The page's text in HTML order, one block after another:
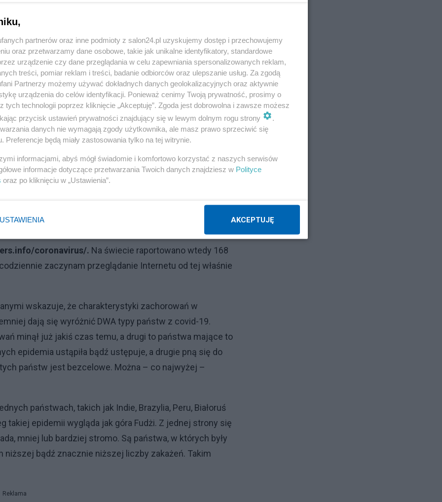
codziennych komunikatów jak na froncie, doprowadził
danych, a nie średnich z tygodnia czy dekady,
dnia „znowu wzrost”. Ileż to już razy czytaliśmy to
do ogłupienia widza lub czytelnika.
to DIAMETRALNIE odmienna sytuacja. 15 tys. w
Podawanie tych liczb bez żadnego komentarza
coronavirus/. Na świecie raportowano wtedy 168
zaczynam przeglądanie Internetu od tej właśnie
wskazuje, że charakterystyki zachorowań w
dają się wyróżnić DWA typy państw z covid-19.
minął już jakiś czas temu, a drugi to państwa mające to
epidemia ustąpiła bądź ustępuje, a drugie pną się do
państw jest bezcelowe. Można – co najwyżej –
państwach, takich jak Indie, Brazylia, Peru, Białoruś
takiej epidemii wygląda jak góra Fudżi. Z jednej strony się
mniej lub bardziej stromo. Są państwa, w których były
bądź znacznie niższej liczby zakażeń. Takim
Reklama
partnerów oraz inne podmioty z salon24.pl uzyskujemy dostęp i przechowujemy
oraz przetwarzamy dane osobowe, takie jak unikalne identyfikatory, standardowe
urządzenie czy dane przeglądania w celu zapewniania spersonalizowanych reklam,
treści, pomiar reklam i treści, badanie odbiorców oraz ulepszanie usług. Za zgodą
Partnerzy możemy używać dokładnych danych geolokalizacyjnych oraz aktywnie
urządzenia do celów identyfikacji. Ponieważ cenimy Twoją prywatność, prosimy o
tych technologii poprzez kliknięcie „Akceptuję”. Zgoda jest dobrowolna i zawsze możesz
przycisk ustawień prywatności znajdujący się w lewym dolnym rogu strony
.
danych nie wymagają zgody użytkownika, ale masz prawo sprzeciwić się
Preferencje będą miały zastosowania tylko na tej witrynie.
informacjami, abyś mógł świadomie i komfortowo korzystać z naszych serwisów
informacje dotyczące przetwarzania Twoich danych znajdziesz w Polityce
oraz po kliknięciu w „Ustawienia”.
USTAWIENIA AKCEPTUJĘ